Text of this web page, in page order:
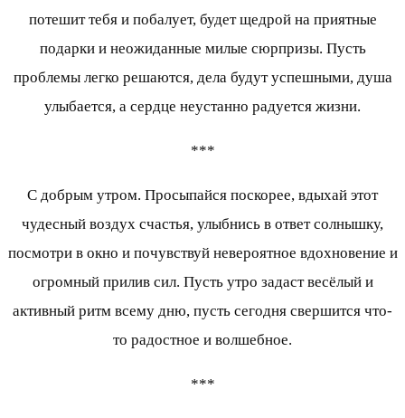
потешит тебя и побалует, будет щедрой на приятные
подарки и неожиданные милые сюрпризы. Пусть
проблемы легко решаются, дела будут успешными, душа
улыбается, а сердце неустанно радуется жизни.
***
С добрым утром. Просыпайся поскорее, вдыхай этот
чудесный воздух счастья, улыбнись в ответ солнышку,
посмотри в окно и почувствуй невероятное вдохновение и
огромный прилив сил. Пусть утро задаст весёлый и
активный ритм всему дню, пусть сегодня свершится что-
то радостное и волшебное.
***